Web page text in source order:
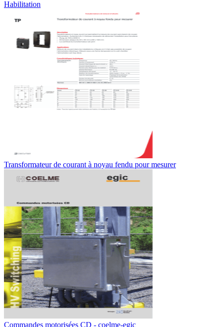
Habilitation
Transformateur de courant à noyau fendu pour mesurer
Commandes motorisées CD - coelme-egic